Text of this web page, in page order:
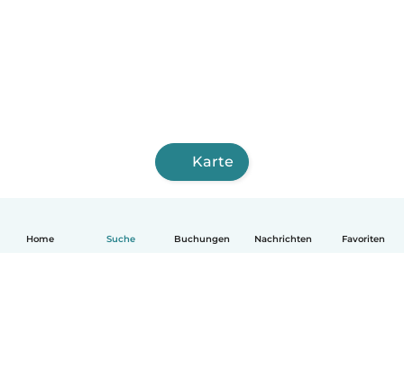
Home Suche Buchungen Nachrichten Favoriten
Karte